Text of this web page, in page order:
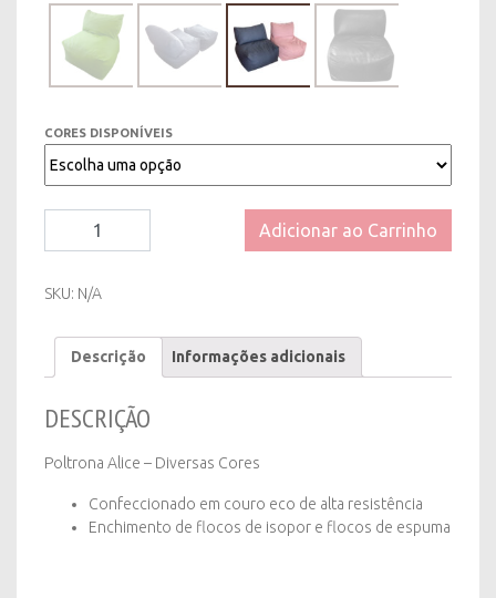
CORES DISPONÍVEIS
Diversas
quantity
Adicionar ao Carrinho
SKU: N/A
Descrição Informações adicionais
DESCRIÇÃO
Poltrona Alice – Diversas Cores
Confeccionado em couro eco de alta resistência
Enchimento de flocos de isopor e flocos de espuma